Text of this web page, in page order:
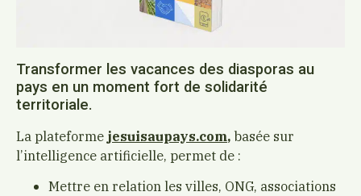
Transformer les vacances des diasporas au
pays en un moment fort de solidarité
territoriale.
La plateforme jesuisaupays.com, basée sur
l’intelligence artificielle, permet de :
Mettre en relation les villes, ONG, associations